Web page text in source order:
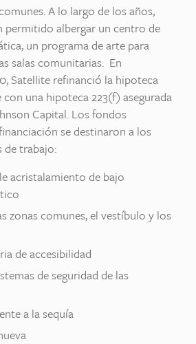
A lo largo de los años,
permitido albergar un centro de
un programa de arte para
salas comunitarias. En
Satellite refinanció la hipoteca
con una hipoteca 223(f) asegurada
Capital. Los fondos
se destinaron a los
de trabajo:
acristalamiento de bajo
zonas comunes, el vestíbulo y los
de accesibilidad
de seguridad de las
a la sequía